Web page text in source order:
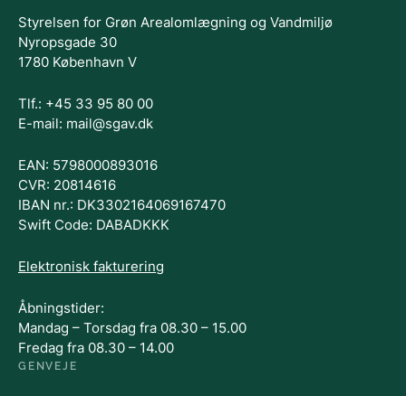
Styrelsen for Grøn Arealomlægning og Vandmiljø
Nyropsgade 30
1780 København V
Tlf.: +45 33 95 80 00
E-mail: mail@sgav.dk
EAN: 5798000893016
CVR: 20814616
IBAN nr.: DK3302164069167470
Swift Code: DABADKKK
Elektronisk fakturering
Åbningstider:
Mandag – Torsdag fra 08.30 – 15.00
Fredag fra 08.30 – 14.00
GENVEJE